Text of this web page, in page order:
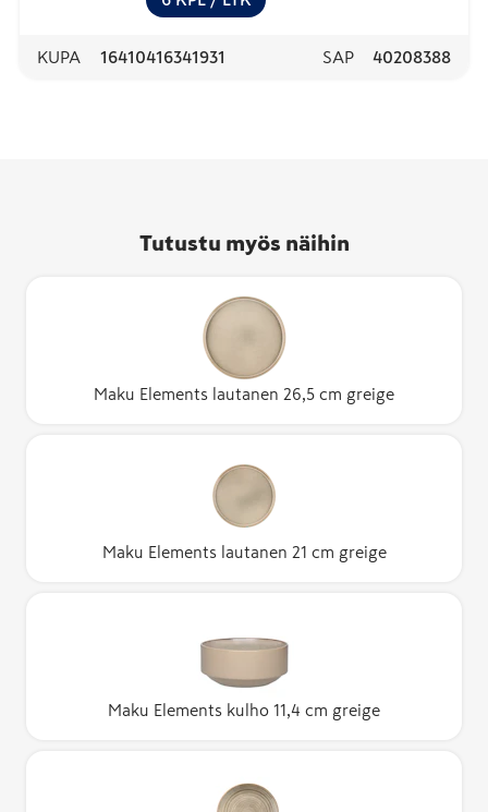
KUPA 16410416341931 SAP 40208388
Tutustu myös näihin
Maku Elements lautanen 26,5 cm greige
Maku Elements lautanen 21 cm greige
Maku Elements kulho 11,4 cm greige